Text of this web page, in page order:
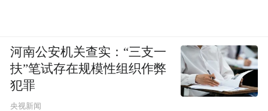
河南公安机关查实：“三支一
扶”笔试存在规模性组织作弊
犯罪
央视新闻